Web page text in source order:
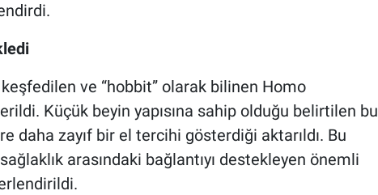
keşfedilen ve “hobbit” olarak bilinen Homo
Küçük beyin yapısına sahip olduğu belirtilen bu
daha zayıf bir el tercihi gösterdiği aktarıldı. Bu
arasındaki bağlantıyı destekleyen önemli